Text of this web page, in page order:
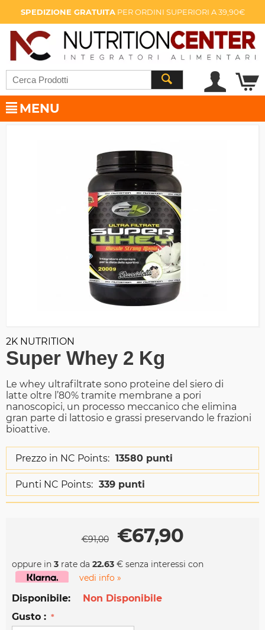
SPEDIZIONE GRATUITAPER ORDINI SUPERIORI A 39,90€
MENU
2K NUTRITION
Super Whey 2 Kg
Le whey ultrafiltrate sono proteine del siero di
latte oltre l’80% tramite membrane a pori
nanoscopici, un processo meccanico che elimina
gran parte di lattosio e grassi preservando le frazioni
bioattive.
Prezzo in NC Points: 13580 punti
Punti NC Points: 339 punti
€91,00 €67,90
oppure in 3 rate da 22.63 € senza interessi con
vedi info »
Disponibile:
Non Disponibile
Gusto :